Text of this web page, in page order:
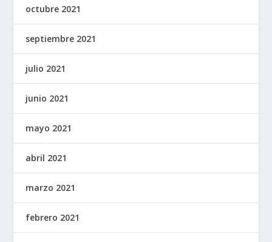
octubre 2021
septiembre 2021
julio 2021
junio 2021
mayo 2021
abril 2021
marzo 2021
febrero 2021